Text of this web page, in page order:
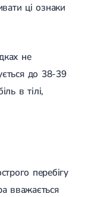
ці ознаки
не
до 38-39
в тілі,
перебігу
вважається